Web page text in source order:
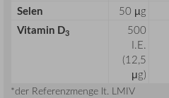
Selen 50 µg
Vitamin D3
500
I.E.
(12,5
μg)
*der Referenzmenge lt. LMIV